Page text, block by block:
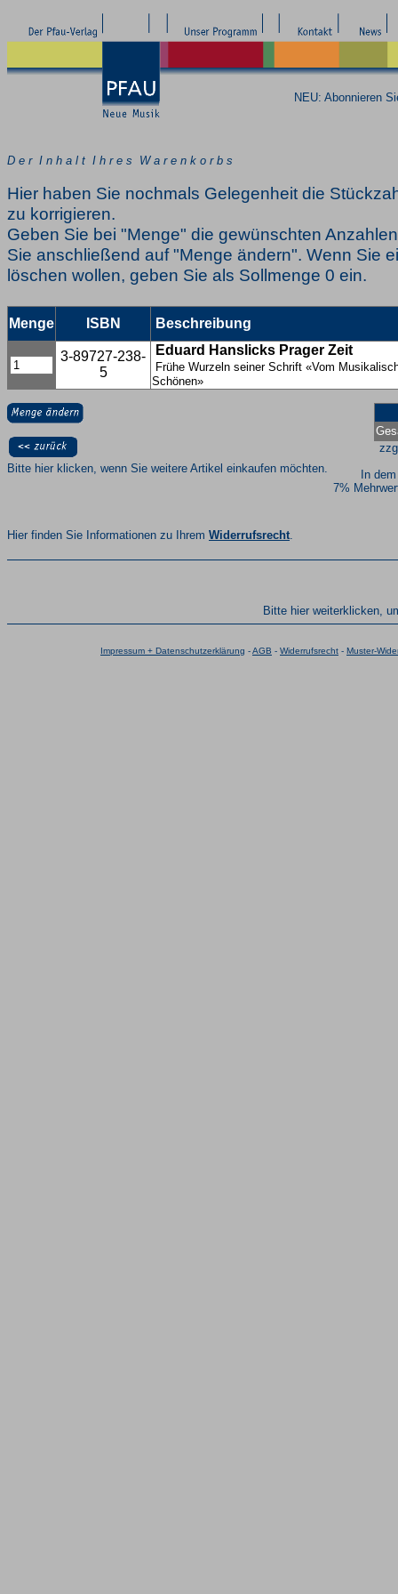
NEU: Abonnieren
D e r I n h a l t I h r e s W a r e n k o r b s
Hier haben Sie nochmals Gelegenheit die
zu korrigieren.
Geben Sie bei "Menge" die gewünschten
Sie anschließend auf "Menge ändern". Wenn Sie
löschen wollen, geben Sie als Sollmenge 0 ein.
Menge ISBN Beschreibung
3-89727-238-
5
Eduard Hanslicks Prager Zeit
Frühe Wurzeln seiner Schrift «Vom
Schönen»
In
7%
Bitte hier klicken, wenn Sie weitere Artikel einkaufen möchten.
Hier finden Sie Informationen zu Ihrem Widerrufsrecht.
Bitte hier weiterklicken,
Impressum + Datenschutzerklärung -AGB - Widerrufsrecht - Muster-